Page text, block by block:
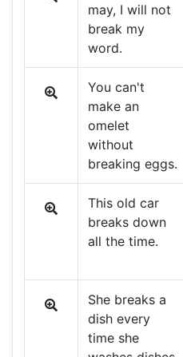
may, I will not
break my
word.
You can't
make an
omelet
without
breaking eggs.
This old car
breaks down
all the time.
She breaks a
dish every
time she